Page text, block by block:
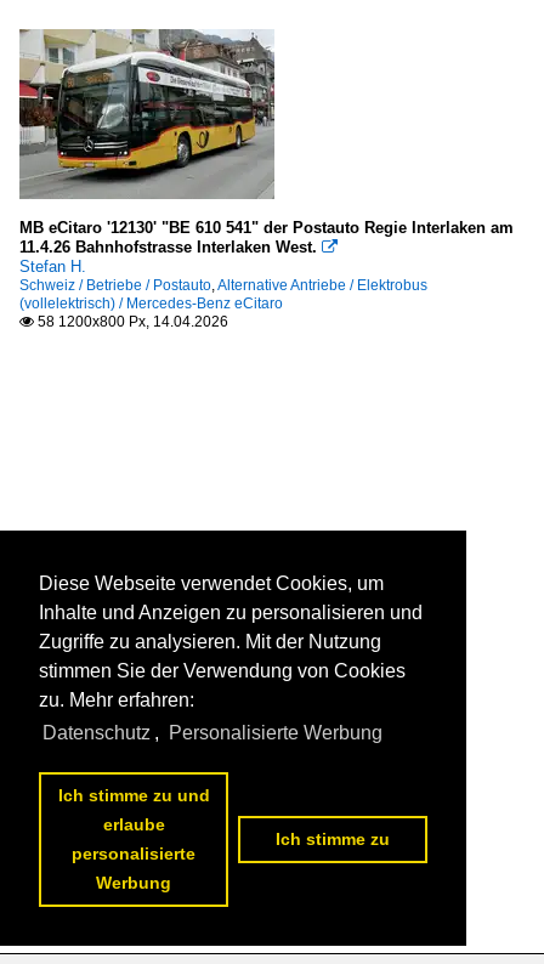
MB eCitaro '12130' "BE 610 541" der Postauto Regie Interlaken am
11.4.26 Bahnhofstrasse Interlaken West. 
Stefan H.
Schweiz / Betriebe / Postauto,Alternative Antriebe / Elektrobus
(vollelektrisch) / Mercedes-Benz eCitaro
 58 1200x800 Px, 14.04.2026
Diese Webseite verwendet Cookies, um
Inhalte und Anzeigen zu personalisieren und
Zugriffe zu analysieren. Mit der Nutzung
stimmen Sie der Verwendung von Cookies
zu. Mehr erfahren:
Datenschutz , Personalisierte Werbung
Ich stimme zu und
erlaube
personalisierte
Werbung
Ich stimme zu